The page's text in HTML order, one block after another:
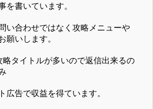
を書いています。
い合わせではなく攻略メニューや
願いします。
タイトルが多いので返信出来るの
広告で収益を得ています。